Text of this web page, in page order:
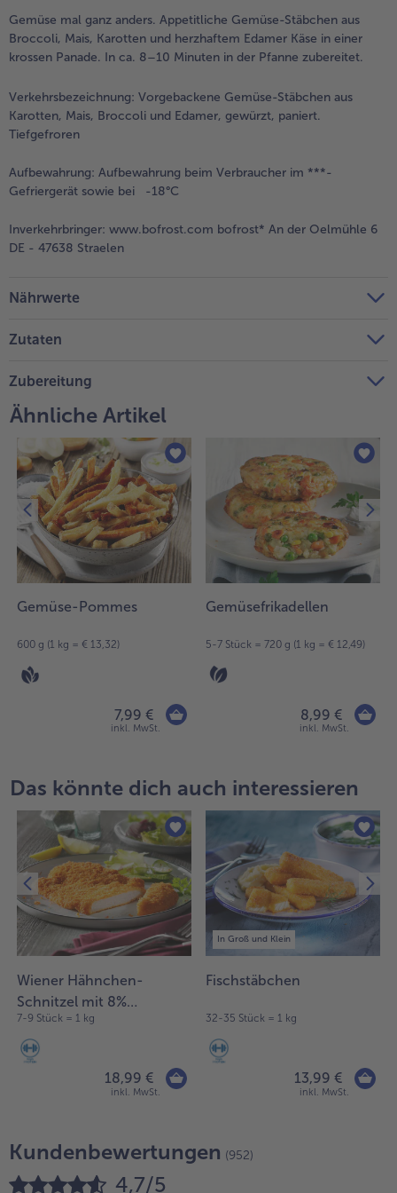
Weiterempfehlen &
Gemüse mal ganz anders. Appetitliche Gemüse-Stäbchen aus
Broccoli, Mais, Karotten und herzhaftem Edamer Käse in einer
krossen Panade. In ca. 8–10 Minuten in der Pfanne zubereitet.
Verkehrsbezeichnung: Vorgebackene Gemüse-Stäbchen aus
Karotten, Mais, Broccoli und Edamer, gewürzt, paniert.
Tiefgefroren
Aufbewahrung: Aufbewahrung beim Verbraucher im ***-
Gefriergerät sowie bei -18°C
Inverkehrbringer: www.bofrost.com bofrost* An der Oelmühle 6
DE - 47638 Straelen
Nährwerte
Zutaten
Zubereitung
Ähnliche Artikel
Gemüse-Pommes
600 g (1 kg = € 13,32)
7,99 €
inkl. MwSt.
Gemüsefrikadellen
5-7 Stück = 720 g (1 kg = € 12,49)
8,99 €
inkl. MwSt.
Das könnte dich auch interessieren
Wiener Hähnchen-
Schnitzel mit 8%
Flüssigwürzung
7-9 Stück = 1 kg
18,99 €
inkl. MwSt.
In Groß und Klein
Fischstäbchen
32-35 Stück = 1 kg
13,99 €
inkl. MwSt.
Kundenbewertungen (952)
4,7/5